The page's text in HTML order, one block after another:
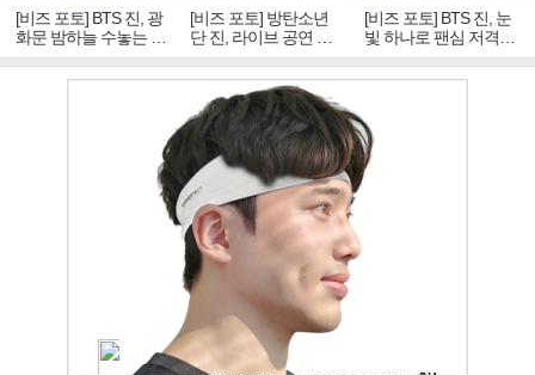
[비즈 포토] BTS 진, 광
화문 밤하늘 수놓는 '비
주얼 킹'의 열창
[비즈 포토] 방탄소년
단 진, 라이브 공연 중
빛나는 독보적 아우라
[비즈 포토] BTS 진, 눈
빛 하나로 팬심 저격…
독보적 카리스마